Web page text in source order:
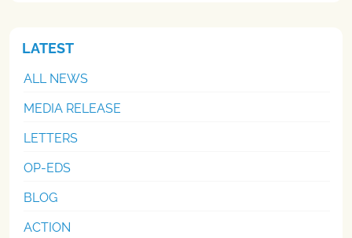
LATEST
ALL NEWS
MEDIA RELEASE
LETTERS
OP-EDS
BLOG
ACTION